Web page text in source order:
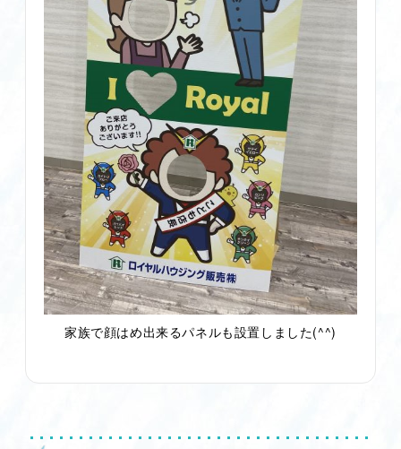
家族で顔はめ出来るパネルも設置しました(^^)